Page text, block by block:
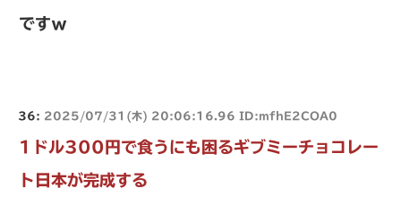
ですｗ
36: 2025/07/31(木) 20:06:16.96 ID:mfhE2COA0
1ドル300円で食うにも困るギブミーチョコレー
ト日本が完成する